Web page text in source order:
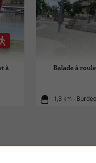
à
Balade à
1,3 km -